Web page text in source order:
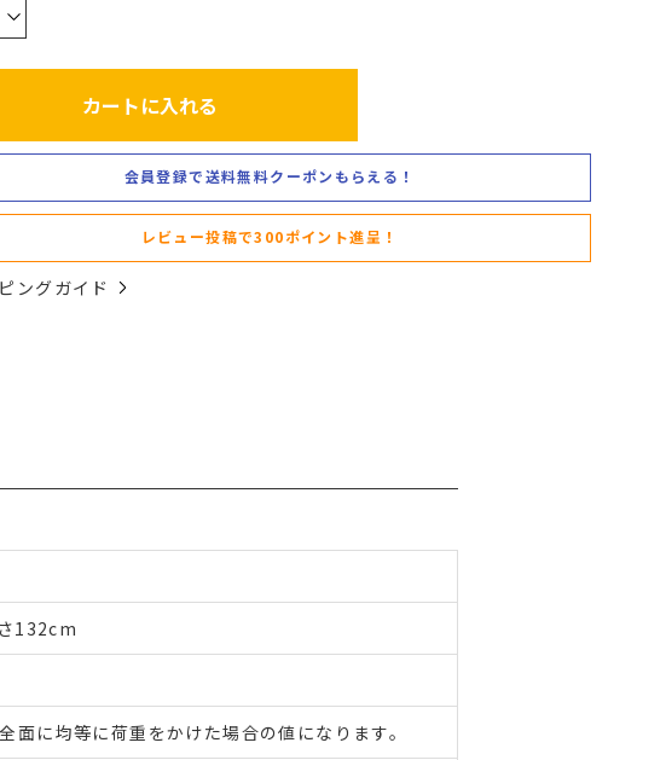
カートに入れる
会員登録で送料無料クーポンもらえる！
レビュー投稿で300ポイント進呈！
ングガイド
132cm
に均等に荷重をかけた場合の値になります。